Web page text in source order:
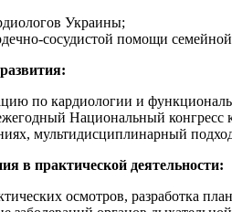
Украины;
сосудистой помощи
по кардиологии и
Национальный
мультидисциплинарный
в практической деятельности:
осмотров, разработка